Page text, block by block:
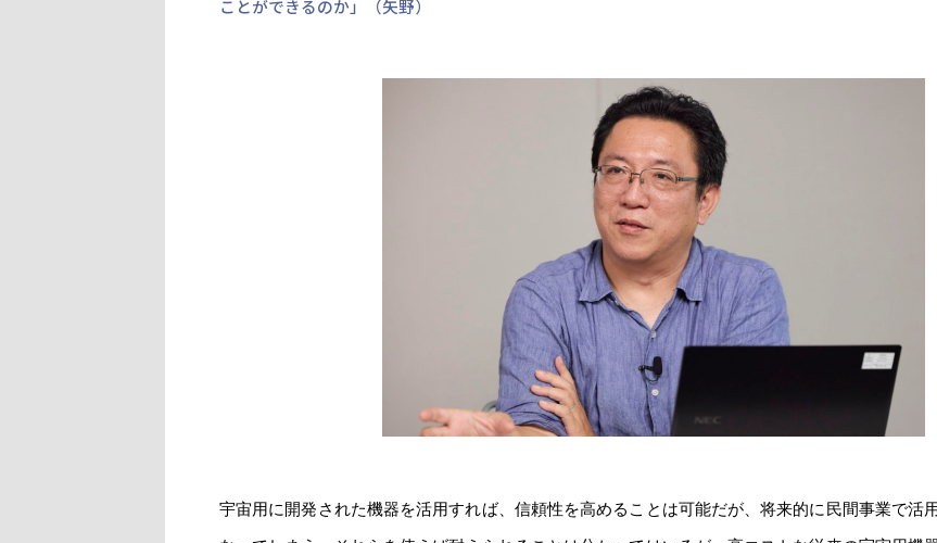
ことができるのか」（矢野）
宇宙用に開発された機器を活用すれば、信頼性を高めることは可能だが、将来的に民間事業で活